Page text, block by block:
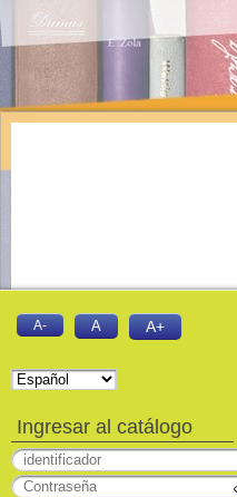
A- A A+
Ingresar al catálogo